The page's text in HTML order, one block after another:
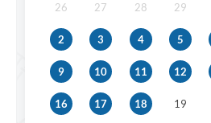
26 27 28 29
2 3 4 5
9 10 11 12
16 17 18 19